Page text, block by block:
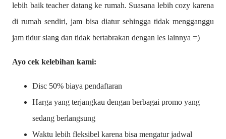
lebih baik teacher datang ke rumah. Suasana lebih cozy karena
di rumah sendiri, jam bisa diatur sehingga tidak mengganggu
jam tidur siang dan tidak bertabrakan dengan les lainnya =)
Ayo cek kelebihan kami:
Disc 50% biaya pendaftaran
Harga yang terjangkau dengan berbagai promo yang
sedang berlangsung
Waktu lebih fleksibel karena bisa mengatur jadwal